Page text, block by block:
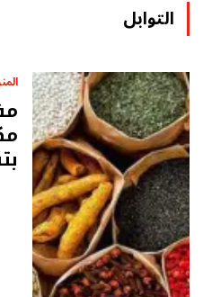
التوابل